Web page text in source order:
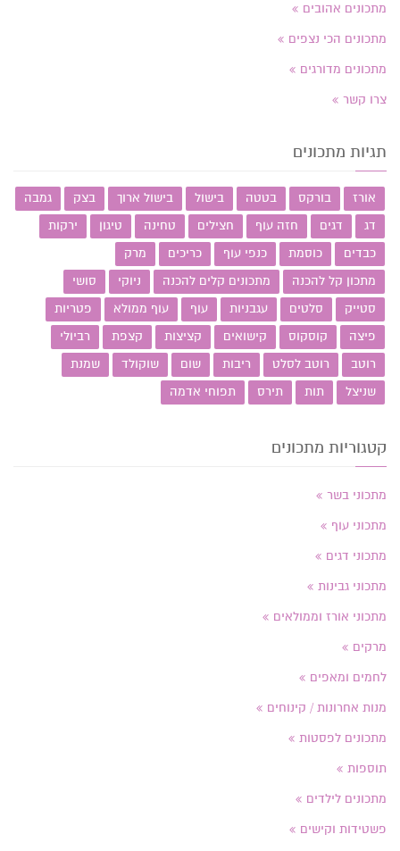
מתכונים אהובים
מתכונים הכי נצפים
מתכונים מדורגים
צרו קשר
תגיות מתכונים
אורז בורקס בטטה בישול בישול ארוך בצק
גמבה
דג
דגים חזה עוף חצילים טחינה טיגון
ירקות
כבדים
כוסמת כנפי עוף כריכים
מרק
מתכון קל להכנה
מתכונים קלים להכנה ניוקי
סושי
סטייק
סלטים עגבניות עוף עוף ממולא
פטריות
פיצה
קוסקוס קישואים קציצות קצפת
רביולי
רוטב
רוטב לסלט ריבות שום שוקולד
שמנת
שניצל
תות תירס תפוחי אדמה
קטגוריות מתכונים
מתכוני בשר
מתכוני עוף
מתכוני דגים
מתכוני גבינות
מתכוני אורז וממולאים
מרקים
לחמים ומאפים
מנות אחרונות / קינוחים
מתכונים לפסטות
תוספות
מתכונים לילדים
פשטידות וקישים